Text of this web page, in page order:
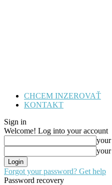
CHCEM INZEROVAŤ
KONTAKT
Sign in
Welcome! Log into your account
your
your
Forgot your password? Get help
Password recovery